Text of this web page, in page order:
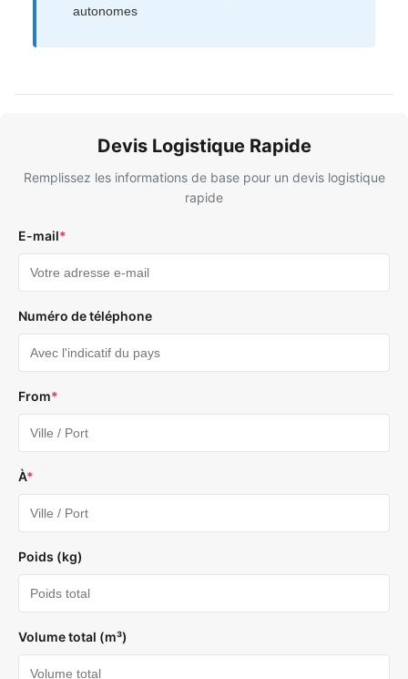
autonomes
Devis Logistique Rapide
Remplissez les informations de base pour un devis logistique
rapide
E-mail*
Numéro de téléphone
From*
À*
Poids (kg)
Volume total (m³)